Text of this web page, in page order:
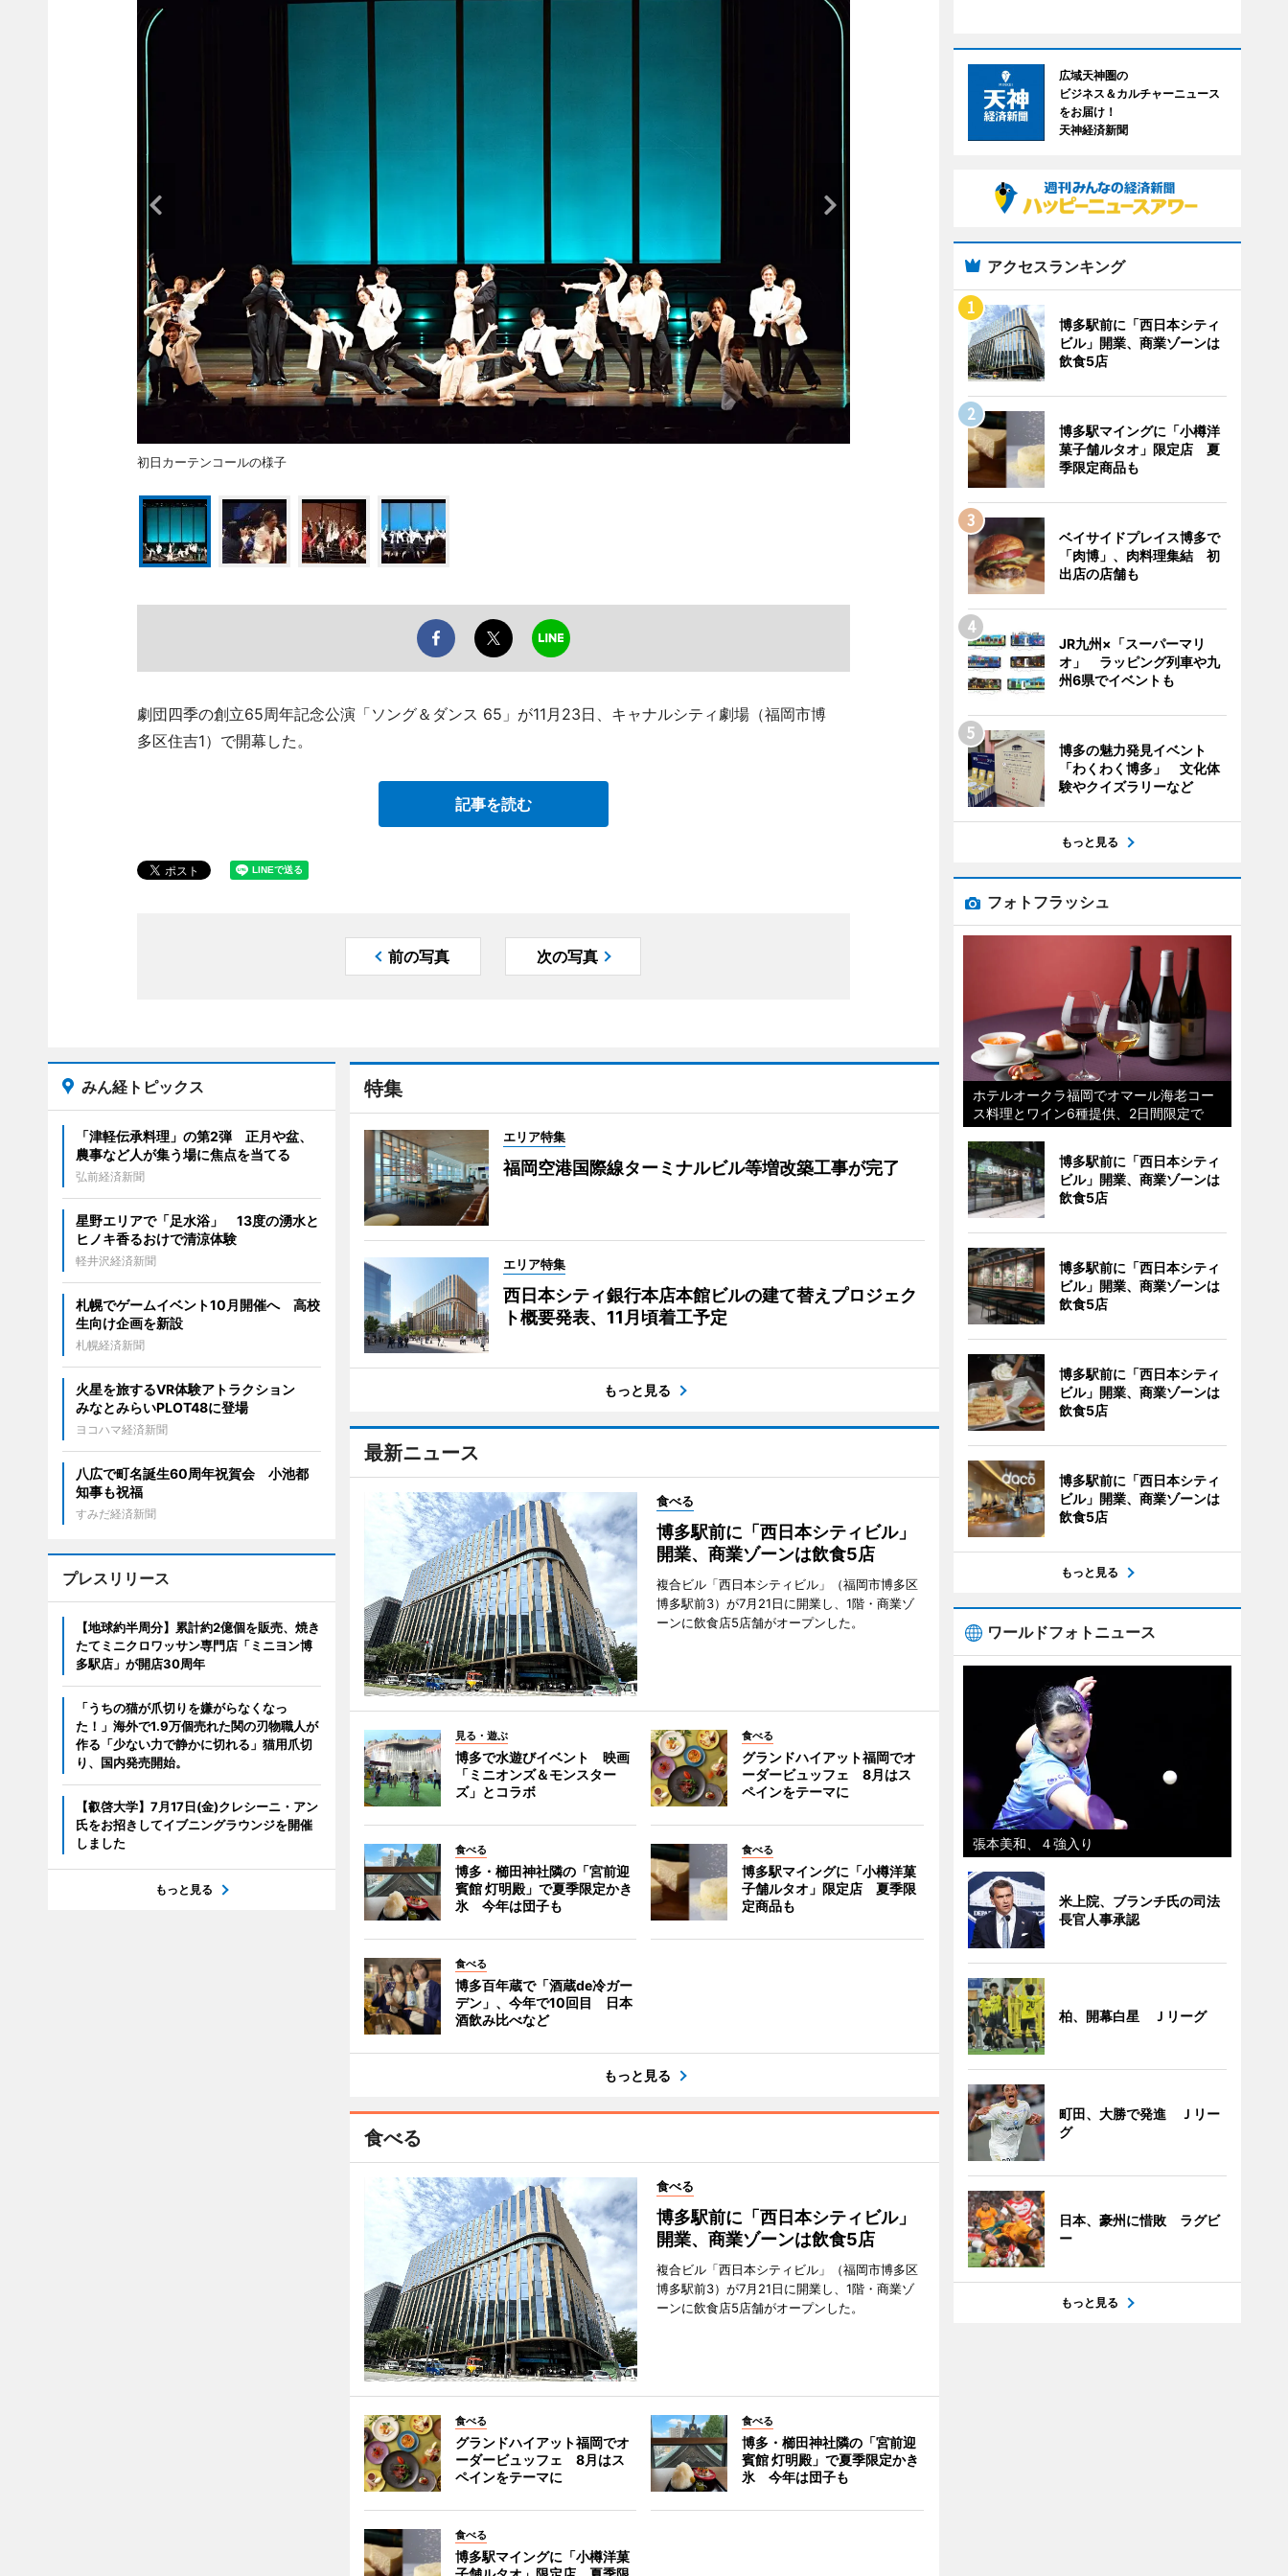
初日カーテンコールの様子
劇団四季の創立65周年記念公演「ソング＆ダンス 65」が11月23日、キャナルシティ劇場（福岡市博
多区住吉1）で開幕した。
記事を読む
前の写真 次の写真
特集
エリア特集
福岡空港国際線ターミナルビル等増改築工事が完了
エリア特集
西日本シティ銀行本店本館ビルの建て替えプロジェク
ト概要発表、11月頃着工予定
もっと見る
最新ニュース
食べる
博多駅前に「西日本シティビル」
開業、商業ゾーンは飲食5店
複合ビル「西日本シティビル」（福岡市博多区
博多駅前3）が7月21日に開業し、1階・商業ゾ
ーンに飲食店5店舗がオープンした。
見る・遊ぶ
博多で水遊びイベント 映画
「ミニオンズ＆モンスター
ズ」とコラボ
食べる
グランドハイアット福岡でオ
ーダービュッフェ 8月はス
ペインをテーマに
食べる
博多・櫛田神社隣の「宮前迎
賓館 灯明殿」で夏季限定かき
氷 今年は団子も
食べる
博多駅マイングに「小樽洋菓
子舗ルタオ」限定店 夏季限
定商品も
食べる
博多百年蔵で「酒蔵de冷ガー
デン」、今年で10回目 日本
酒飲み比べなど
もっと見る
食べる
食べる
博多駅前に「西日本シティビル」
開業、商業ゾーンは飲食5店
複合ビル「西日本シティビル」（福岡市博多区
博多駅前3）が7月21日に開業し、1階・商業ゾ
ーンに飲食店5店舗がオープンした。
食べる
グランドハイアット福岡でオ
ーダービュッフェ 8月はス
ペインをテーマに
食べる
博多・櫛田神社隣の「宮前迎
賓館 灯明殿」で夏季限定かき
氷 今年は団子も
食べる
博多駅マイングに「小樽洋菓
みん経トピックス
「津軽伝承料理」の第2弾 正月や盆、
農事など人が集う場に焦点を当てる
弘前経済新聞
星野エリアで「足水浴」 13度の湧水と
ヒノキ香るおけで清涼体験
軽井沢経済新聞
札幌でゲームイベント10月開催へ 高校
生向け企画を新設
札幌経済新聞
火星を旅するVR体験アトラクション
みなとみらいPLOT48に登場
ヨコハマ経済新聞
八広で町名誕生60周年祝賀会 小池都
知事も祝福
すみだ経済新聞
プレスリリース
【地球約半周分】累計約2億個を販売、焼き
たてミニクロワッサン専門店「ミニヨン博
多駅店」が開店30周年
「うちの猫が爪切りを嫌がらなくなっ
た！」海外で1.9万個売れた関の刃物職人が
作る「少ない力で静かに切れる」猫用爪切
り、国内発売開始。
【叡啓大学】7月17日(金)クレシーニ・アン
氏をお招きしてイブニングラウンジを開催
しました
もっと見る
広域天神圏の
ビジネス＆カルチャーニュース
をお届け！
天神経済新聞
アクセスランキング
博多駅前に「西日本シティ
ビル」開業、商業ゾーンは
飲食5店
博多駅マイングに「小樽洋
菓子舗ルタオ」限定店 夏
季限定商品も
ベイサイドプレイス博多で
「肉博」、肉料理集結 初
出店の店舗も
JR九州×「スーパーマリ
オ」 ラッピング列車や九
州6県でイベントも
博多の魅力発見イベント
「わくわく博多」 文化体
験やクイズラリーなど
もっと見る
フォトフラッシュ
ホテルオークラ福岡でオマール海老コー
ス料理とワイン6種提供、2日間限定で
博多駅前に「西日本シティ
ビル」開業、商業ゾーンは
飲食5店
博多駅前に「西日本シティ
ビル」開業、商業ゾーンは
飲食5店
博多駅前に「西日本シティ
ビル」開業、商業ゾーンは
飲食5店
博多駅前に「西日本シティ
ビル」開業、商業ゾーンは
飲食5店
もっと見る
ワールドフォトニュース
張本美和、４強入り
米上院、ブランチ氏の司法
長官人事承認
柏、開幕白星 Ｊリーグ
町田、大勝で発進 Ｊリー
グ
日本、豪州に惜敗 ラグビ
ー
もっと見る